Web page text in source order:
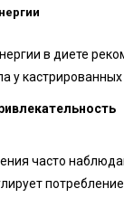
в диете
у
часто